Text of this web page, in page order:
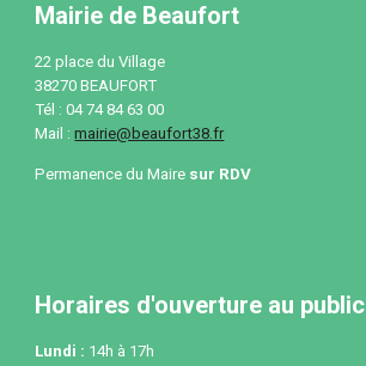
Mairie de Beaufort
22 place du Village
38270 BEAUFORT
Tél : 04 74 84 63 00
Mail :mairie@beaufort38.fr
Permanence du Maire sur RDV
Horaires d'ouverture au public
Lundi : 14h à 17h